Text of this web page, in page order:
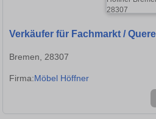
Verkäufer für Fachmarkt /
Bremen, 28307
Firma:Möbel Höffner